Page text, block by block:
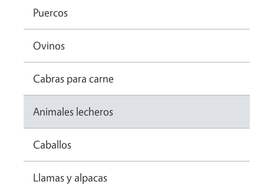
Puercos
Ovinos
Cabras para carne
Animales lecheros
Caballos
Llamas y alpacas